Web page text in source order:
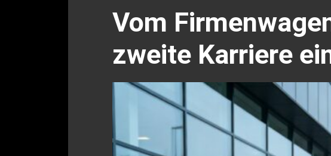
Vom
zweite Karriere